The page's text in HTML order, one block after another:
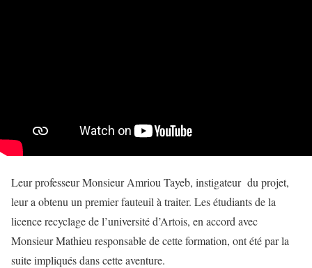
Leur professeur Monsieur Amriou Tayeb, instigateur du projet,
leur a obtenu un premier fauteuil à traiter. Les étudiants de la
licence recyclage de l’université d’Artois, en accord avec
Monsieur Mathieu responsable de cette formation, ont été par la
suite impliqués dans cette aventure.